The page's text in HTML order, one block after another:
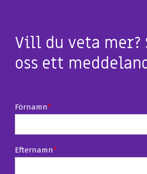
Vill du veta mer?
oss ett
Förnamn*
Efternamn*